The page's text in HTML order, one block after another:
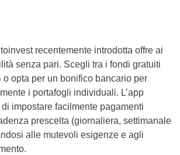
recentemente introdotta offre ai
senza pari. Scegli tra i fondi gratuiti
o opta per un bonifico bancario per
i portafogli individuali. L’app
impostare facilmente pagamenti
prescelta (giornaliera, settimanale
alle mutevoli esigenze e agli